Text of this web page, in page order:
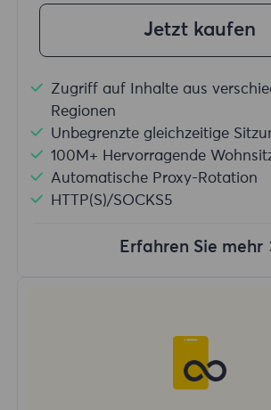
Jetzt kaufen
Zugriff auf Inhalte aus
Regionen
Unbegrenzte gleichzeitige
100M+ Hervorragende
Automatische Proxy-Rotation
HTTP(S)/SOCKS5
Erfahren Sie mehr